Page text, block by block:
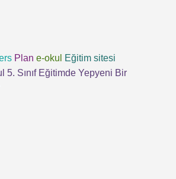
Plan e-okul
Eğitim sitesi
5. Sınıf Eğitimde Yepyeni Bir